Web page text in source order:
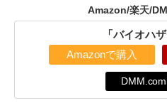
Amazon/楽天/
「バイオハ
Amazonで購入